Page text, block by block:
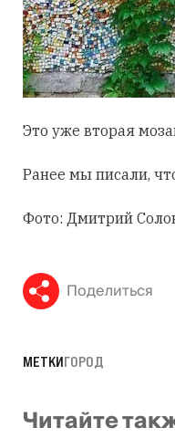
Это уже вторая
Ранее мы писали,
Фото: Дмитрий
Поделиться
МЕТКИГОРОД
Читайте